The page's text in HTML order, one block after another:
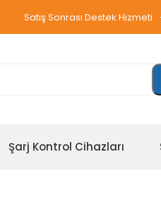
Satış Sonrası Destek Hizmeti
Şarj Kontrol Cihazları